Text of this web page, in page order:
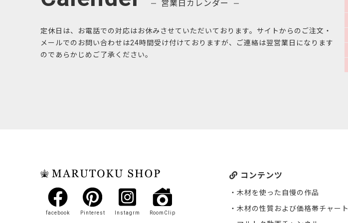
営業日カレンダー
定休日は、お電話での対応はお休みさせていただいております。サイトからのご注文・
メールでのお問い合わせは24時間受け付けておりますが、ご連絡は翌営業日になります
のであらかじめご了承ください。
facebook Pinterest Instagrm RoomClip
コンテンツ
木材を使った自慢の作品
木材の性質および価格帯チャート